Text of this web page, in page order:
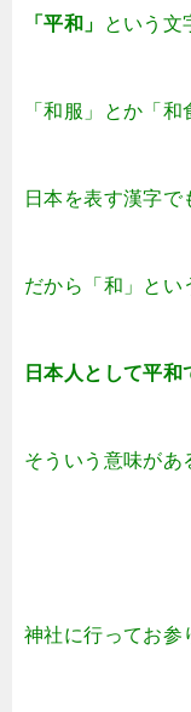
「平和」 という文
「和服」とか「和
日本を表す漢字で
だから「和」とい
日本人として平
そういう意味があ
神社に行ってお参